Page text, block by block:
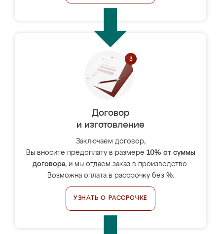
Договор
и изготовление
Заключаем договор,
Вы вносите предоплату в размере 10% от суммы
договора, и мы отдаём заказ в производство.
Возможна оплата в рассрочку без %.
УЗНАТЬ О РАССРОЧКЕ